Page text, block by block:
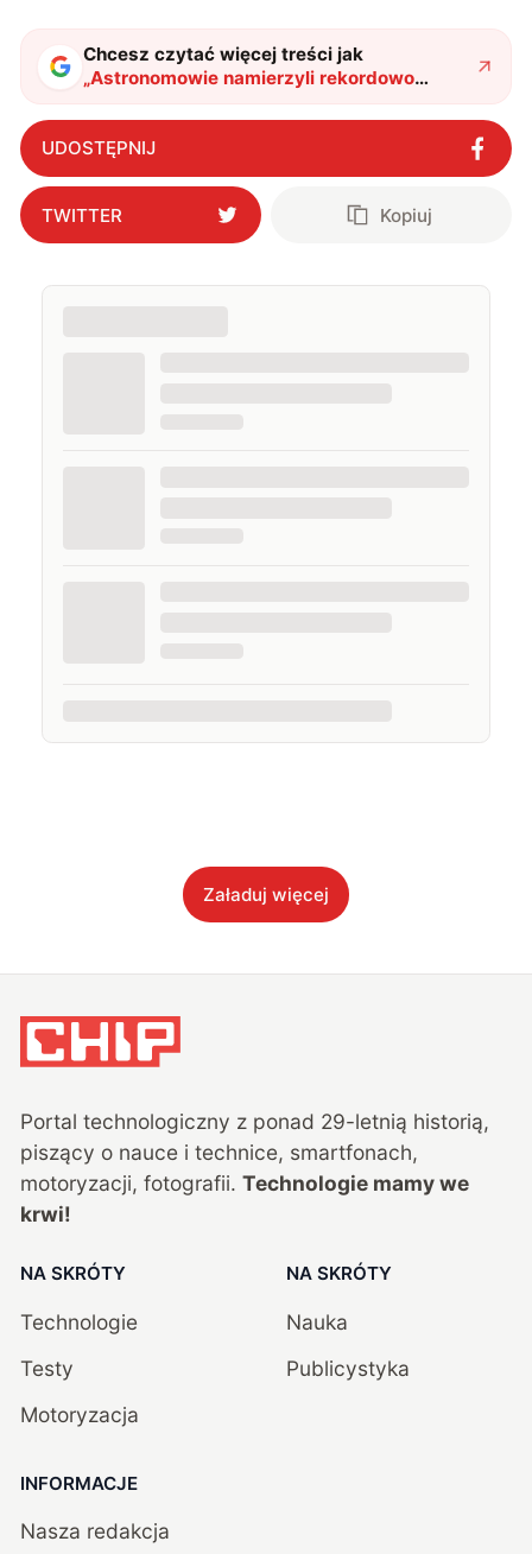
także uprawiać oraz oglądać sport.
Chcesz czytać więcej treści jak
„Astronomowie namierzyli rekordowo
odległe gwiazdy w halo naszej galaktyki.
Jak daleko się znajdują?"?
UDOSTĘPNIJ
TWITTER Kopiuj
Załaduj więcej
Portal technologiczny z ponad 29-letnią historią,
piszący o nauce i technice, smartfonach,
motoryzacji, fotografii. Technologie mamy we
krwi!
NA SKRÓTY
Technologie
Testy
Motoryzacja
NA SKRÓTY
Nauka
Publicystyka
INFORMACJE
Nasza redakcja